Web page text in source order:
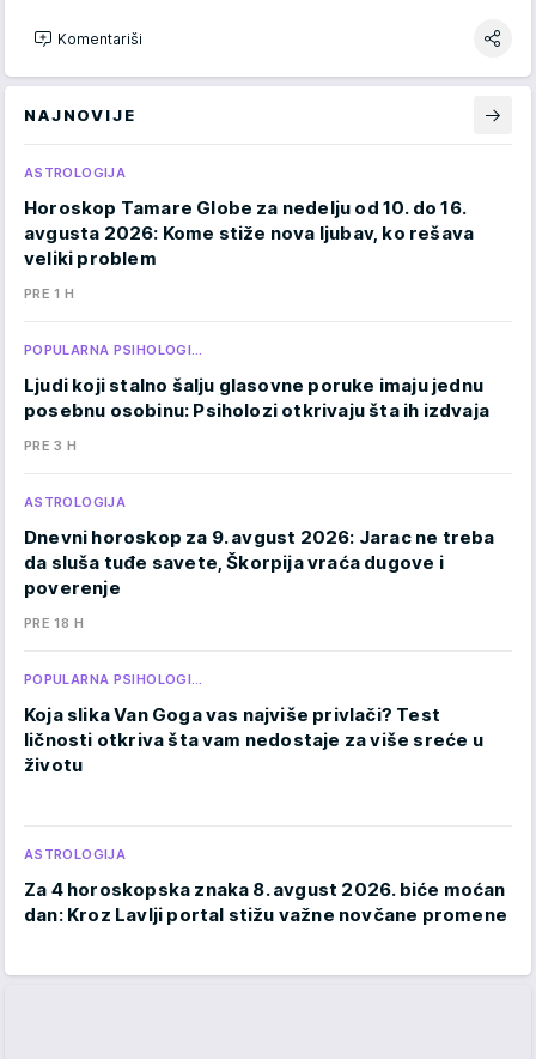
Komentariši
NAJNOVIJE
ASTROLOGIJA
Horoskop Tamare Globe za nedelju od 10. do 16.
avgusta 2026: Kome stiže nova ljubav, ko rešava
veliki problem
PRE 1 H
POPULARNA PSIHOLOGI…
Ljudi koji stalno šalju glasovne poruke imaju jednu
posebnu osobinu: Psiholozi otkrivaju šta ih izdvaja
PRE 3 H
ASTROLOGIJA
Dnevni horoskop za 9. avgust 2026: Jarac ne treba
da sluša tuđe savete, Škorpija vraća dugove i
poverenje
PRE 18 H
POPULARNA PSIHOLOGI…
Koja slika Van Goga vas najviše privlači? Test
ličnosti otkriva šta vam nedostaje za više sreće u
životu
ASTROLOGIJA
Za 4 horoskopska znaka 8. avgust 2026. biće moćan
dan: Kroz Lavlji portal stižu važne novčane promene